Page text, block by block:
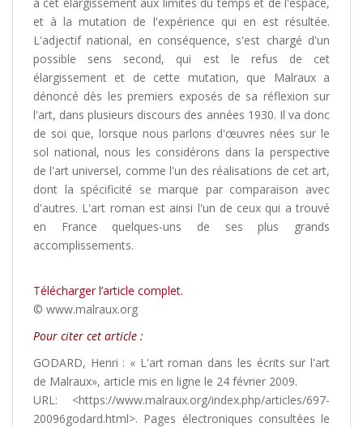
et à la mutation de l'expérience qui en est résultée.
L'adjectif national, en conséquence, s'est chargé d'un
possible sens second, qui est le refus de cet
élargissement et de cette mutation, que Malraux a
dénoncé dès les premiers exposés de sa réflexion sur
l'art, dans plusieurs discours des années 1930. Il va donc
de soi que, lorsque nous parlons d'œuvres nées sur le
sol national, nous les considérons dans la perspective
de l'art universel, comme l'un des réalisations de cet art,
dont la spécificité se marque par comparaison avec
d'autres. L'art roman est ainsi l'un de ceux qui a trouvé
en France quelques-uns de ses plus grands
accomplissements.
Télécharger l’article complet.
© www.malraux.org
Pour citer cet article :
GODARD, Henri : « L'art roman dans les écrits sur l'art
de Malraux», article mis en ligne le 24 février 2009.
URL: <https://www.malraux.org/index.php/articles/697-
20096godard.html>. Pages électroniques consultées le